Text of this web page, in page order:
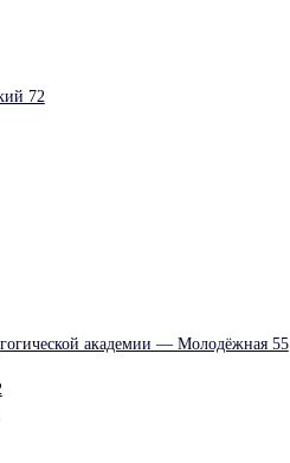
72
академии — Молодёжная 55